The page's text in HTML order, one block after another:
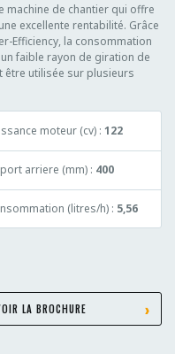
machine de chantier qui offre
excellente rentabilité. Grâce
Efficiency, la consommation
faible rayon de giration de
être utilisée sur plusieurs
moteur (cv) : 122
arriere (mm) : 400
(litres/h) : 5,56
LA BROCHURE